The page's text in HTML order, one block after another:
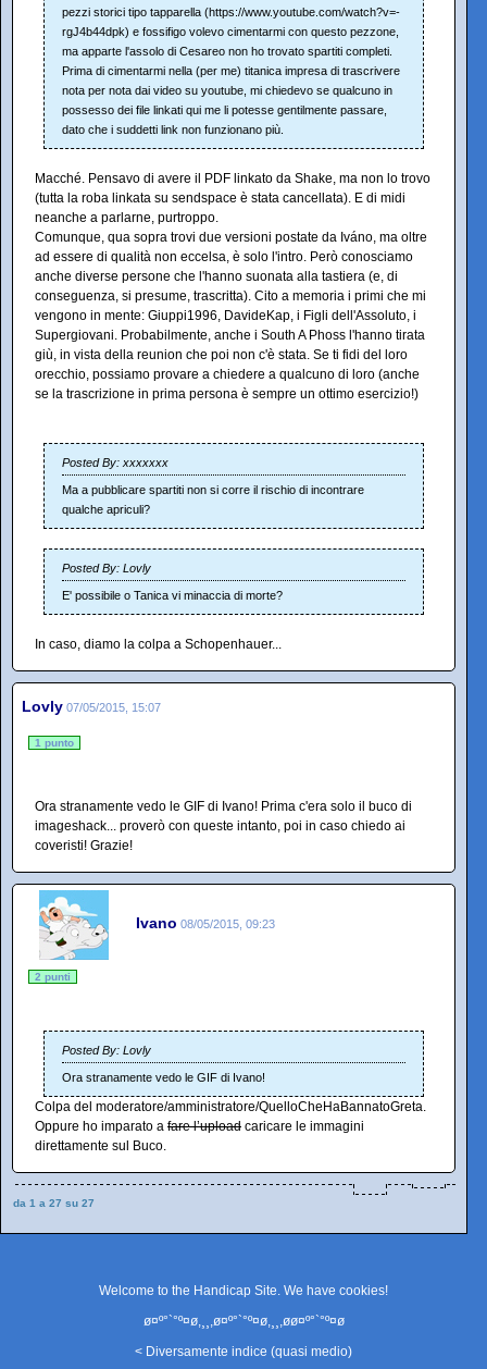
pezzi storici tipo tapparella (https://www.youtube.com/watch?v=-
rgJ4b44dpk) e fossifigo volevo cimentarmi con questo pezzone,
ma apparte l'assolo di Cesareo non ho trovato spartiti completi.
Prima di cimentarmi nella (per me) titanica impresa di trascrivere
nota per nota dai video su youtube, mi chiedevo se qualcuno in
possesso dei file linkati qui me li potesse gentilmente passare,
dato che i suddetti link non funzionano più.
Macché. Pensavo di avere il PDF linkato da Shake, ma non lo trovo
(tutta la roba linkata su sendspace è stata cancellata). E di midi
neanche a parlarne, purtroppo.
Comunque, qua sopra trovi due versioni postate da Iváno, ma oltre
ad essere di qualità non eccelsa, è solo l'intro. Però conosciamo
anche diverse persone che l'hanno suonata alla tastiera (e, di
conseguenza, si presume, trascritta). Cito a memoria i primi che mi
vengono in mente: Giuppi1996, DavideKap, i Figli dell'Assoluto, i
Supergiovani. Probabilmente, anche i South A Phoss l'hanno tirata
giù, in vista della reunion che poi non c'è stata. Se ti fidi del loro
orecchio, possiamo provare a chiedere a qualcuno di loro (anche
se la trascrizione in prima persona è sempre un ottimo esercizio!)
Posted By: xxxxxxx
Ma a pubblicare spartiti non si corre il rischio di incontrare
qualche apriculi?
Posted By: Lovly
E' possibile o Tanica vi minaccia di morte?
In caso, diamo la colpa a Schopenhauer...
Lovly 07/05/2015, 15:07
1 punto
Ora stranamente vedo le GIF di Ivano! Prima c'era solo il buco di
imageshack... proverò con queste intanto, poi in caso chiedo ai
coveristi! Grazie!
Ivano 08/05/2015, 09:23
2 punti
Posted By: Lovly
Ora stranamente vedo le GIF di Ivano!
Colpa del moderatore/amministratore/QuelloCheHaBannatoGreta.
Oppure ho imparato a fare l’upload caricare le immagini
direttamente sul Buco.
da 1 a 27 su 27
Welcome to the Handicap Site. We have cookies!
ø¤º°`°º¤ø,¸¸,ø¤º°`°º¤ø,¸¸,øø¤º°`°º¤ø
< Diversamente indice (quasi medio)